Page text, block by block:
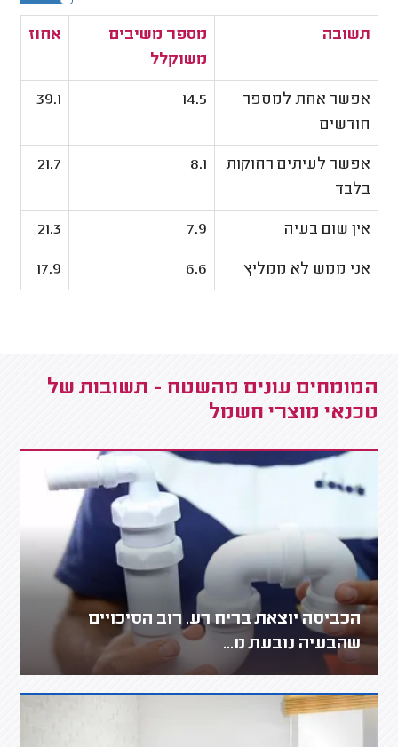
תשובה
מספר משיבים
משוקלל
אחוז
אפשר אחת למספר
חודשים
14.5
39.1
אפשר לעיתים רחוקות
בלבד
8.1
21.7
אין שום בעיה 7.9
21.3
אני ממש לא ממליץ 6.6
17.9
המומחים עונים מהשטח - תשובות של
טכנאי מוצרי חשמל
הכביסה יוצאת בריח רע. רוב הסיכויים
שהבעיה נובעת מ...